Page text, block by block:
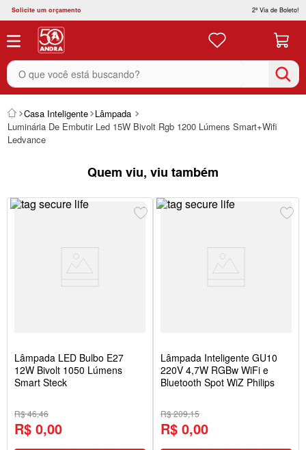
Solicite um orçamento 2ª Via de Boleto!
O que você está buscando?
Casa Inteligente Lâmpada
Luminária De Embutir Led 15W Bivolt Rgb 1200 Lúmens Smart+Wifi
Ledvance
Quem viu, viu também
Lâmpada LED Bulbo E27
12W Bivolt 1050 Lúmens
Smart Steck
R$ 46,46
R$ 0,00
Lâmpada Inteligente GU10
220V 4,7W RGBw WiFi e
Bluetooth Spot WiZ Philips
R$ 209,15
R$ 0,00